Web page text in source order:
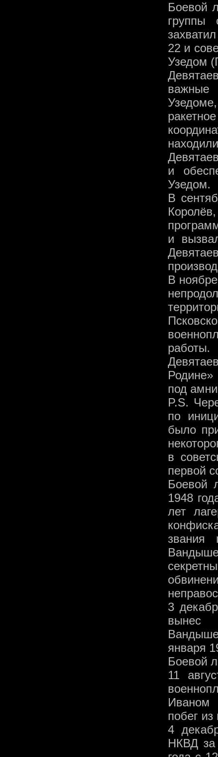
Боевой
группы
22 и
Узедом
важные
и
Узедом.
В
и
В
под
P.S.
по
было
в
первой
Боевой
1948
лет
звания
3
вынес
января
Боевой
11
Иваном
побег
4
НКВД за